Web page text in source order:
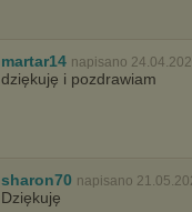
martar14 napisano
dziękuję i pozdrawiam
sharon70 napisano
Dziękuję